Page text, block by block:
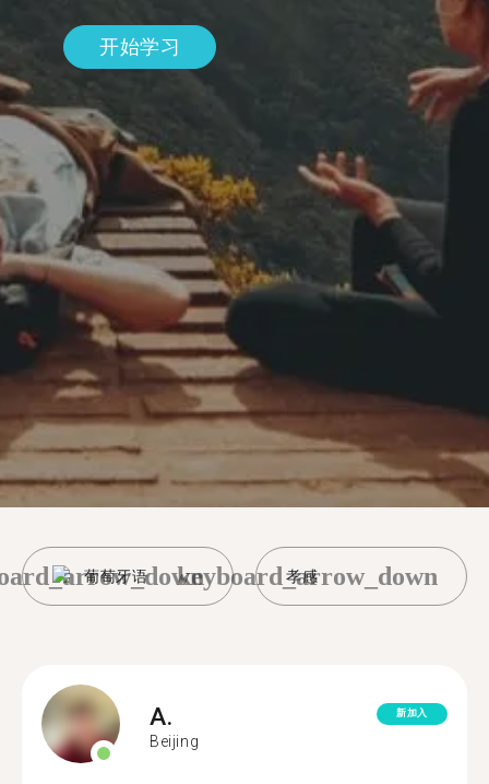
开始学习
葡萄牙语 孝感
keyboard_arrow_down
A.
Beijing
新加入